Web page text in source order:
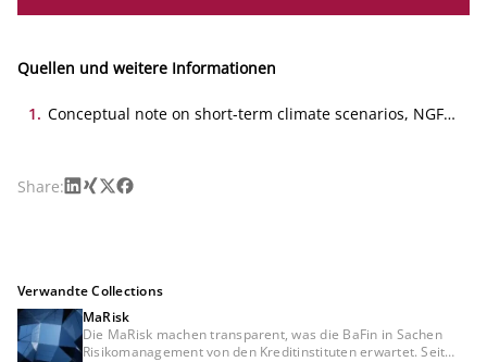
Quellen und weitere Informationen
1. Conceptual note on short-term climate scenarios, NGFS,
Share:LinkedIn
Xing
X Facebook
Verwandte Collections
MaRisk
Die MaRisk machen transparent, was die BaFin in Sachen
Risikomanagement von den Kreditinstituten erwartet. Seit